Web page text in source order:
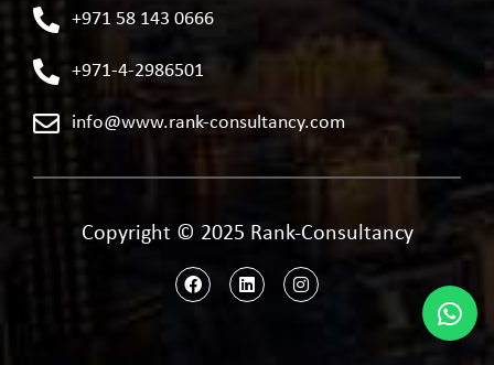
+971 58 143 0666
+971-4-2986501
info@www.rank-consultancy.com
Copyright © 2025 Rank-Consultancy